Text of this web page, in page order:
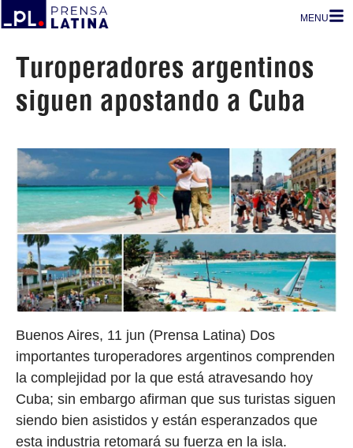
MENU
Turoperadores argentinos
siguen apostando a Cuba
Buenos Aires, 11 jun (Prensa Latina) Dos
importantes turoperadores argentinos comprenden
la complejidad por la que está atravesando hoy
Cuba; sin embargo afirman que sus turistas siguen
siendo bien asistidos y están esperanzados que
esta industria retomará su fuerza en la isla.